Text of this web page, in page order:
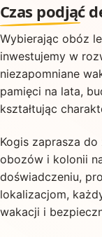
Czas podjąć
Wybierając obóz
inwestujemy w
niezapomniane
pamięci na lata,
kształtując
Kogis zaprasza
obozów i kolonii
doświadczeniu,
lokalizacjom,
wakacji i